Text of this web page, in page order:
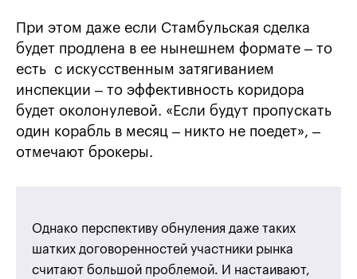
При этом даже если Стамбульская сделка
будет продлена в ее нынешнем формате – то
есть с искусственным затягиванием
инспекции – то эффективность коридора
будет околонулевой. «Если будут пропускать
один корабль в месяц – никто не поедет», –
отмечают брокеры.
Однако перспективу обнуления даже таких
шатких договоренностей участники рынка
считают большой проблемой. И настаивают,